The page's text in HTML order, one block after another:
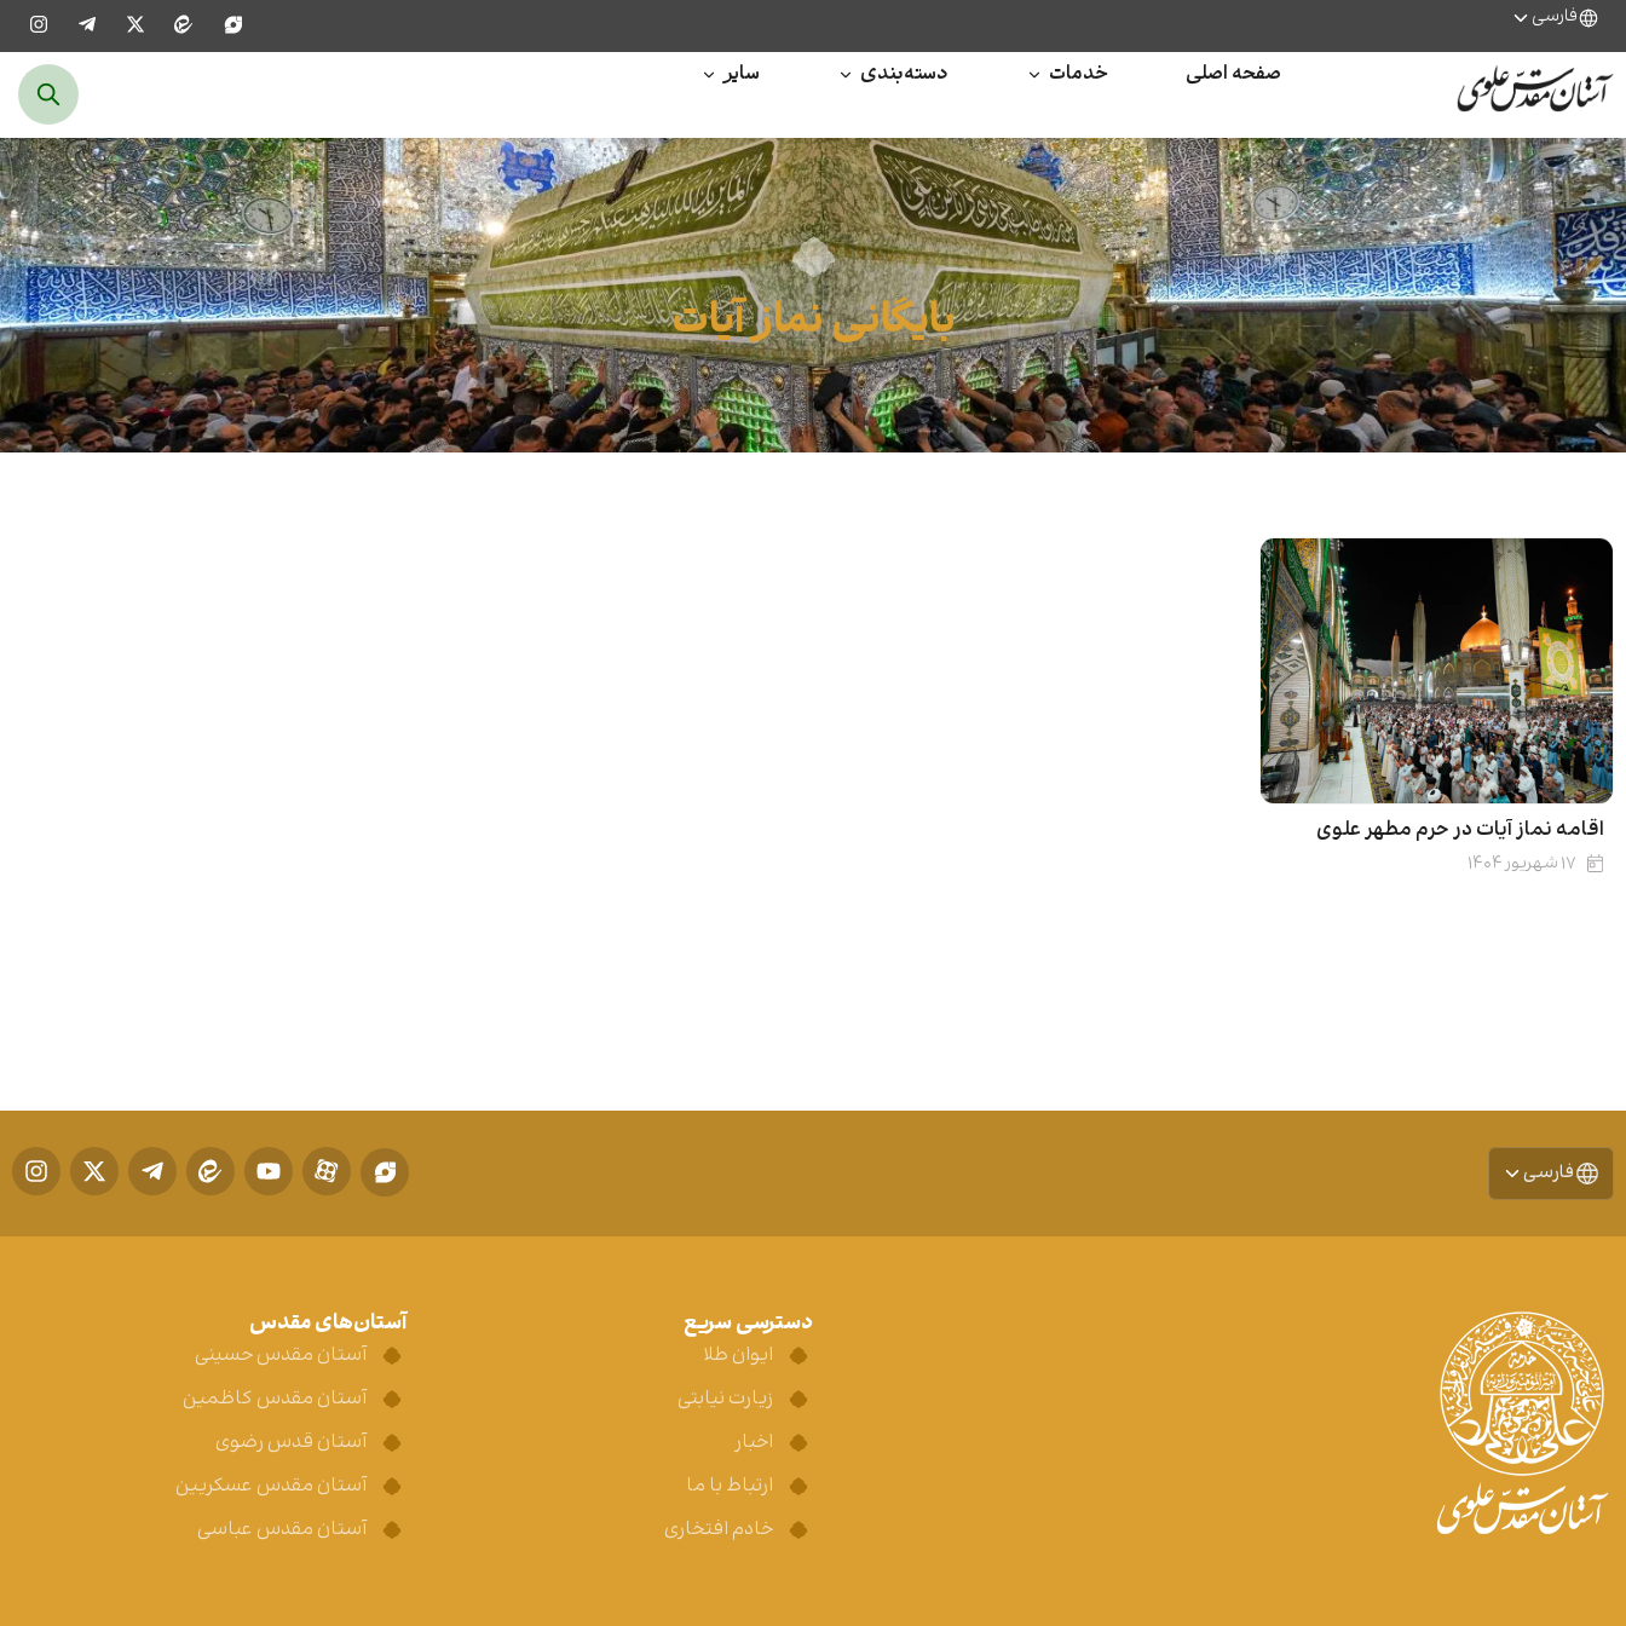
فارسی
صفحه اصلی خدمات دسته‌بندی سایر
بایگانی نماز آیات
اقامه نماز آیات در حرم مطهر علوی
۱۷ شهریور ۱۴۰۴
فارسی
دسترسی سریع
ایوان طلا
زیارت نیابتی
اخبار
ارتباط با ما
خادم افتخاری
آستان‌های مقدس
آستان مقدس حسینی
آستان مقدس کاظمین
آستان قدس رضوی
آستان مقدس عسکریین
آستان مقدس عباسی